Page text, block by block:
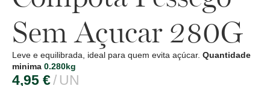
Sem Açucar 280G
Leve e equilibrada, ideal para quem evita açúcar. Quantidade
minima 0.280kg
4,95 € UN